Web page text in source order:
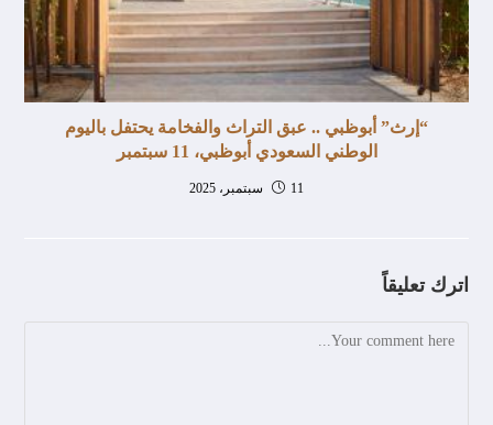
“إرث” أبوظبي .. عبق التراث والفخامة يحتفل باليوم
الوطني السعودي أبوظبي، 11 سبتمبر
11 سبتمبر، 2025
اترك تعليقاً